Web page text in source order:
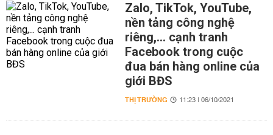
Zalo, TikTok, YouTube,
nền tảng công nghệ
riêng,... cạnh tranh
Facebook trong cuộc
đua bán hàng online của
giới BĐS
THỊ TRƯỜNG 11:23 | 06/10/2021